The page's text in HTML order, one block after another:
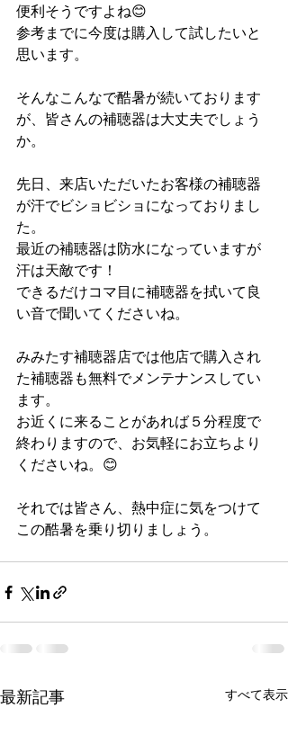
便利そうですよね😊
参考までに今度は購入して試したいと
思います。
そんなこんなで酷暑が続いております
が、皆さんの補聴器は大丈夫でしょう
か。
先日、来店いただいたお客様の補聴器
が汗でビショビショになっておりまし
た。
最近の補聴器は防水になっていますが
汗は天敵です！
できるだけコマ目に補聴器を拭いて良
い音で聞いてくださいね。
みみたす補聴器店では他店で購入され
た補聴器も無料でメンテナンスしてい
ます。
お近くに来ることがあれば５分程度で
終わりますので、お気軽にお立ちより
くださいね。😊
それでは皆さん、熱中症に気をつけて
この酷暑を乗り切りましょう。
最新記事 すべて表示